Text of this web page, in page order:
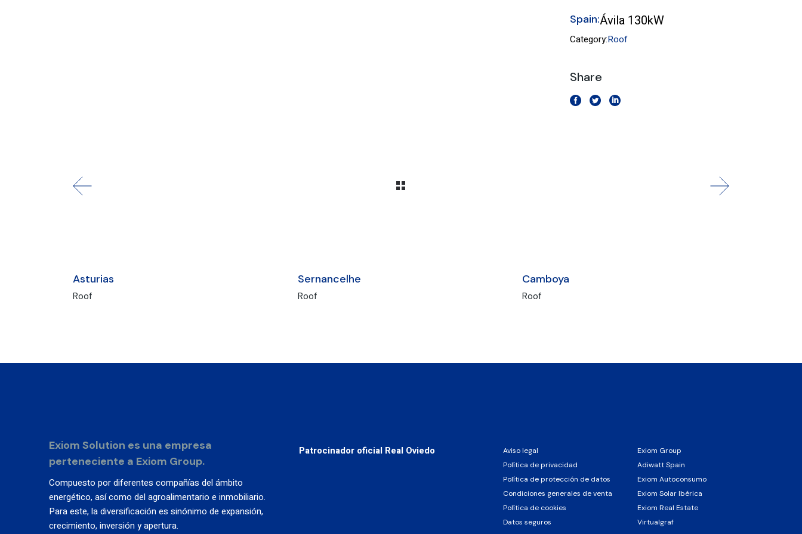
Spain:Ávila 130kW
Category:Roof
Share
Asturias
Roof
Sernancelhe
Roof
Camboya
Roof
Exiom Solution es una empresa
perteneciente a Exiom Group.
Compuesto por diferentes compañías del ámbito
energético, así como del agroalimentario e inmobiliario.
Para este, la diversificación es sinónimo de expansión,
crecimiento, inversión y apertura.
Patrocinador oficial Real Oviedo
Aviso legal
Política de privacidad
Política de protección de datos
Condiciones generales de venta
Política de cookies
Datos seguros
Exiom Group
Adiwatt Spain
Exiom Autoconsumo
Exiom Solar Ibérica
Exiom Real Estate
Virtualgraf